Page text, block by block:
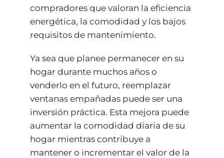
compradores que valoran la eficiencia
energética, la comodidad y los bajos
requisitos de mantenimiento.
Ya sea que planee permanecer en su
hogar durante muchos años o
venderlo en el futuro, reemplazar
ventanas empañadas puede ser una
inversión práctica. Esta mejora puede
aumentar la comodidad diaria de su
hogar mientras contribuye a
mantener o incrementar el valor de la